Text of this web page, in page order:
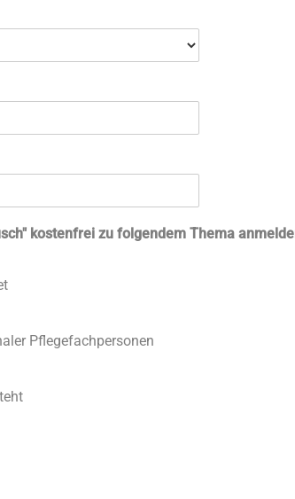
kostenfrei zu folgendem Thema
Pflegefachpersonen